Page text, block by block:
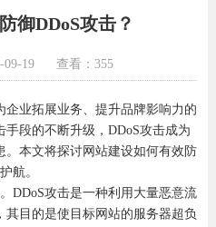
御DDoS攻击？
09-19 查看：355
业拓展业务、提升品牌影响力的
段的不断升级，DDoS攻击成为
。本文将探讨网站建设如何有效防
航。
DDoS攻击是一种利用大量恶意流
目的是使目标网站的服务器超负